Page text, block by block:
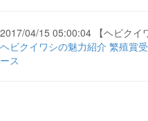
2017/04/15 05:00:04 【ヘビクイ
ヘビクイワシの魅力紹介 繁殖賞
ース